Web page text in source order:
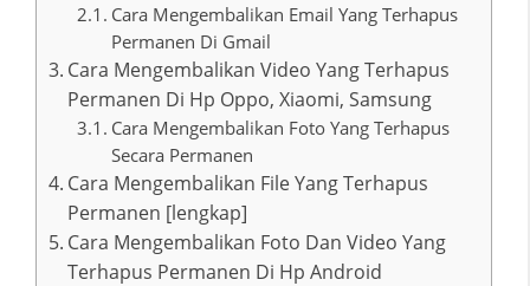
Cara Mengembalikan Email Yang Terhapus
Permanen Di Gmail
Cara Mengembalikan Video Yang Terhapus
Permanen Di Hp Oppo, Xiaomi, Samsung
Cara Mengembalikan Foto Yang Terhapus
Secara Permanen
Cara Mengembalikan File Yang Terhapus
Permanen [lengkap]
Cara Mengembalikan Foto Dan Video Yang
Terhapus Permanen Di Hp Android